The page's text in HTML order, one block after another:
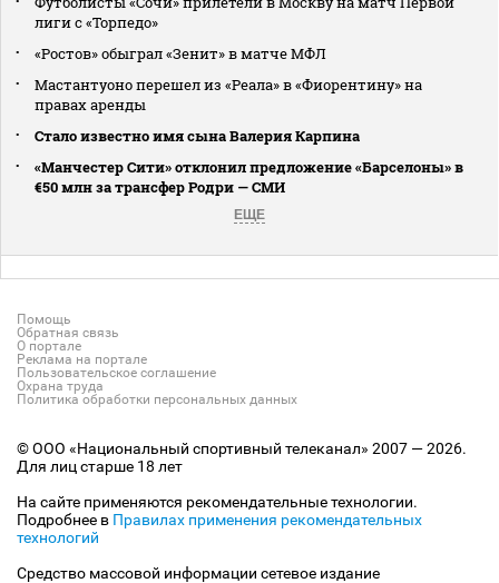
лиги с «Торпедо»
«Ростов» обыграл «Зенит» в матче МФЛ
Мастантуоно перешел из «Реала» в «Фиорентину» на
правах аренды
Стало известно имя сына Валерия Карпина
«Манчестер Сити» отклонил предложение «Барселоны» в
€50 млн за трансфер Родри — СМИ
ЕЩЕ
Помощь
Обратная связь
О портале
Реклама на портале
Пользовательское соглашение
Охрана труда
Политика обработки персональных данных
© ООО «Национальный спортивный телеканал» 2007 — 2026.
Для лиц старше 18 лет
На сайте применяются рекомендательные технологии.
Подробнее в Правилах применения рекомендательных
технологий
Средство массовой информации сетевое издание